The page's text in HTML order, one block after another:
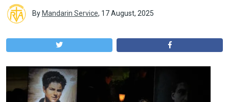
By Mandarin Service, 17 August, 2025